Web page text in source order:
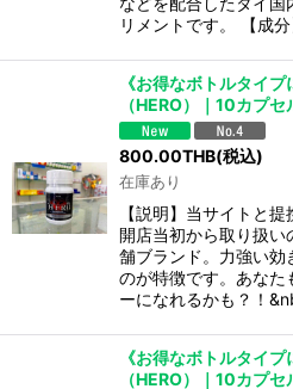
リメントです。 【成
《お得なボトルタイ
（HERO）｜10カプ
800.00THB(税込)
在庫あり
【説明】当サイトと
開店当初から取り扱い
舗ブランド。力強い効
のが特徴です。あなた
ーになれるかも？！
《お得なボトルタイ
（HERO）｜10カプ